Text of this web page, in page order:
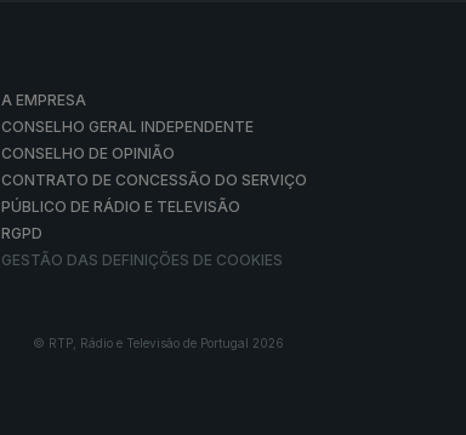
A EMPRESA
CONSELHO GERAL INDEPENDENTE
CONSELHO DE OPINIÃO
CONTRATO DE CONCESSÃO DO SERVIÇO
PÚBLICO DE RÁDIO E TELEVISÃO
RGPD
GESTÃO DAS DEFINIÇÕES DE COOKIES
© RTP, Rádio e Televisão de Portugal 2026